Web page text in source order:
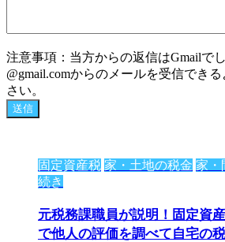
注意事項：当方からの返信はGmailで
@gmail.comからのメールを受信でき
さい。
固定資産税 家・土地の税金 家・
続き
元税務課職員が説明！固定資
で他人の評価を調べて自宅の